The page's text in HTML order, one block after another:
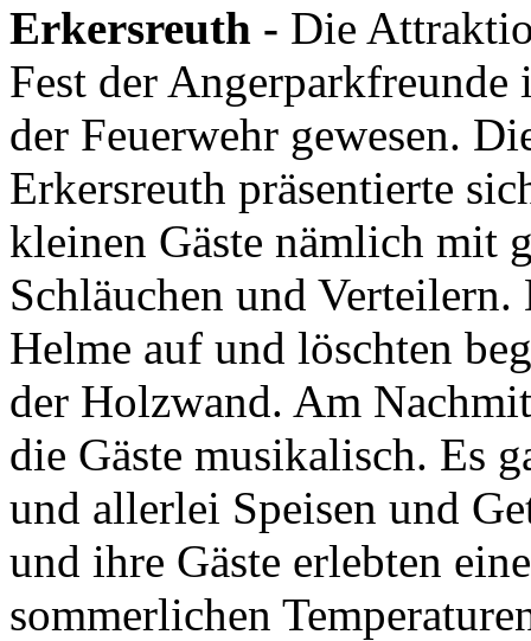
Erkersreuth - Die
Fest der
der Feuerwehr gewesen.
Erkersreuth präsentierte
kleinen Gäste nämlich mit
Schläuchen und
Helme auf und löschten
der Holzwand. Am
die Gäste musikalisch. Es
und allerlei Speisen und
und ihre Gäste erlebten
sommerlichen